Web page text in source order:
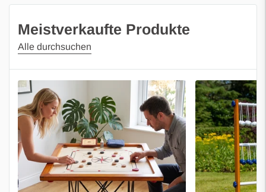
Meistverkaufte Produkte
Alle durchsuchen